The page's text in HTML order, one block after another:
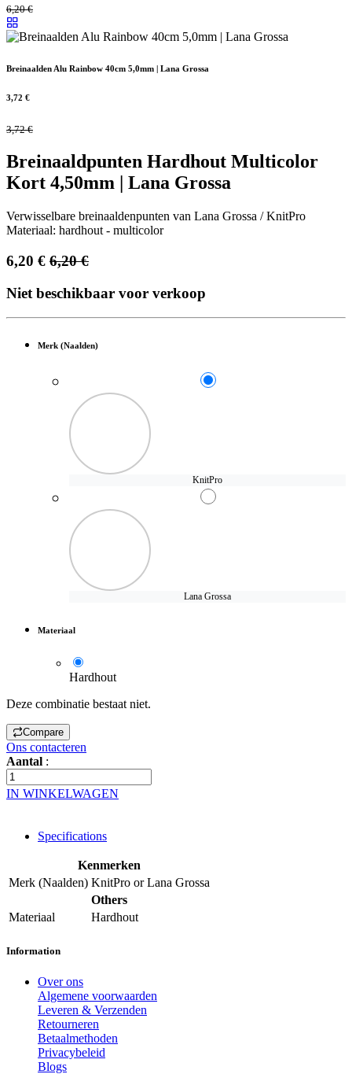
6,20€
Breinaalden Alu Rainbow 40cm 5,0mm | Lana Grossa
3,72 €
3,72€
Breinaaldpunten Hardhout Multicolor
Kort 4,50mm | Lana Grossa
Verwisselbare breinaaldenpunten van Lana Grossa / KnitPro
Materiaal: hardhout - multicolor
6,20 € 6,20€
Niet beschikbaar voor verkoop
Merk (Naalden)
KnitPro
Lana Grossa
Materiaal
Hardhout
Deze combinatie bestaat niet.
Compare
Ons contacteren
Aantal :
IN WINKELWAGEN
Specifications
Kenmerken
Merk (Naalden) KnitPro orLana Grossa
Others
Materiaal
Hardhout
Information
Over ons
Algemene voorwaarden
Leveren & Verzenden
Retourneren
Betaalmethoden
Privacybeleid
Blogs